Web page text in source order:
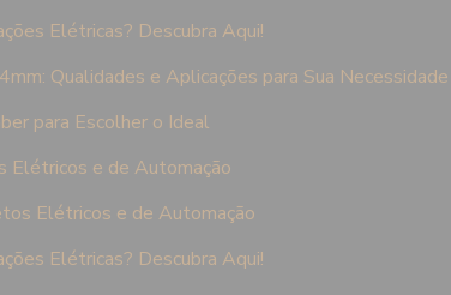
Elétricas? Descubra Aqui!
Qualidades e Aplicações para Sua Necessidade
para Escolher o Ideal
Elétricos e de Automação
Elétricos e de Automação
Elétricas? Descubra Aqui!